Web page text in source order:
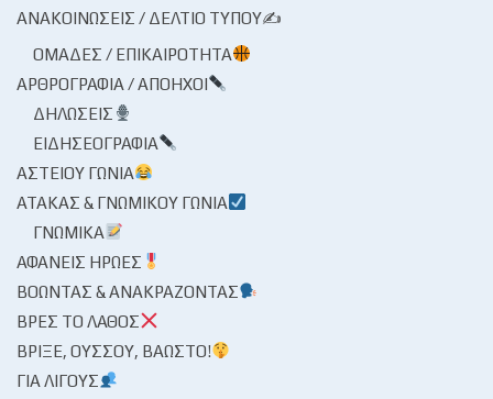
ΑΝΑΚΟΙΝΏΣΕΙΣ / ΔΕΛΤΊΟ ΤΎΠΟΥ✍
ΟΜΆΔΕΣ / ΕΠΙΚΑΙΡΌΤΗΤΑ
ΑΡΘΡΟΓΡΑΦΊΑ / ΑΠΌΗΧΟΙ
ΔΗΛΏΣΕΙΣ
ΕΙΔΗΣΕΟΓΡΑΦΊΑ
ΑΣΤΕΊΟΥ ΓΩΝΊΑ
ΑΤΆΚΑΣ & ΓΝΩΜΙΚΟΎ ΓΩΝΊΑ
ΓΝΩΜΙΚΆ
ΑΦΑΝΕΊΣ ΉΡΩΕΣ
ΒΟΏΝΤΑΣ & ΑΝΑΚΡΆΖΟΝΤΑΣ
ΒΡΕΣ ΤΟ ΛΆΘΟΣ
ΒΡΊΞΕ, ΟΎΣΣΟΥ, ΒΆΩΣΤΟ!
ΓΙΑ ΛΊΓΟΥΣ